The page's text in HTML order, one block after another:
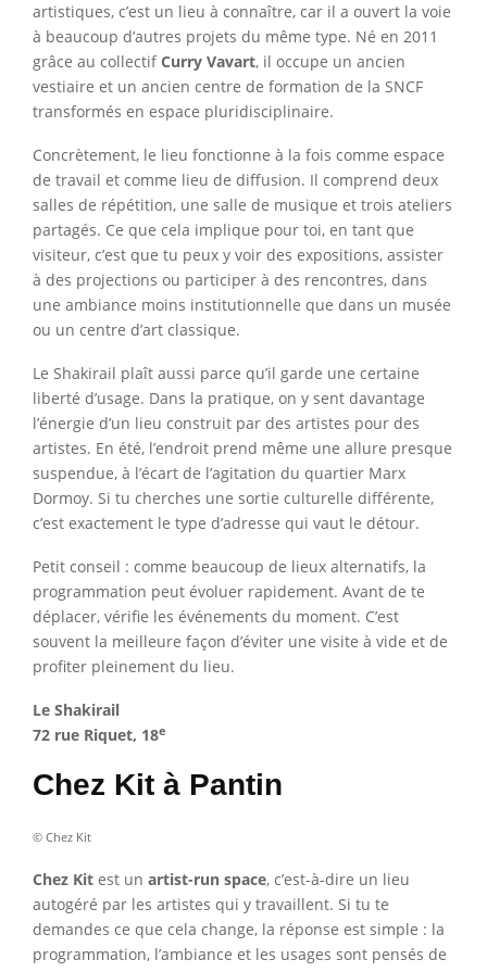
artistiques, c’est un lieu à connaître, car il a ouvert la voie
à beaucoup d’autres projets du même type. Né en 2011
grâce au collectifCurry Vavart, il occupe un ancien
vestiaire et un ancien centre de formation de la SNCF
transformés en espace pluridisciplinaire.
Concrètement, le lieu fonctionne à la fois comme espace
de travail et comme lieu de diffusion. Il comprend deux
salles de répétition, une salle de musique et trois ateliers
partagés. Ce que cela implique pour toi, en tant que
visiteur, c’est que tu peux y voir des expositions, assister
à des projections ou participer à des rencontres, dans
une ambiance moins institutionnelle que dans un musée
ou un centre d’art classique.
Le Shakirail plaît aussi parce qu’il garde une certaine
liberté d’usage. Dans la pratique, on y sent davantage
l’énergie d’un lieu construit par des artistes pour des
artistes. En été, l’endroit prend même une allure presque
suspendue, à l’écart de l’agitation du quartier Marx
Dormoy. Si tu cherches une sortie culturelle différente,
c’est exactement le type d’adresse qui vaut le détour.
Petit conseil : comme beaucoup de lieux alternatifs, la
programmation peut évoluer rapidement. Avant de te
déplacer, vérifie les événements du moment. C’est
souvent la meilleure façon d’éviter une visite à vide et de
profiter pleinement du lieu.
Le Shakirail
72 rue Riquet, 18e
Chez Kit à Pantin
© Chez Kit
Chez Kit est un artist-run space, c’est-à-dire un lieu
autogéré par les artistes qui y travaillent. Si tu te
demandes ce que cela change, la réponse est simple : la
programmation, l’ambiance et les usages sont pensés de